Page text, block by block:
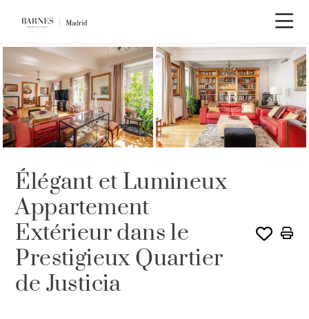
Visite vidéo
Élégant et Lumineux
Appartement
Extérieur dans le
Prestigieux Quartier
de Justicia